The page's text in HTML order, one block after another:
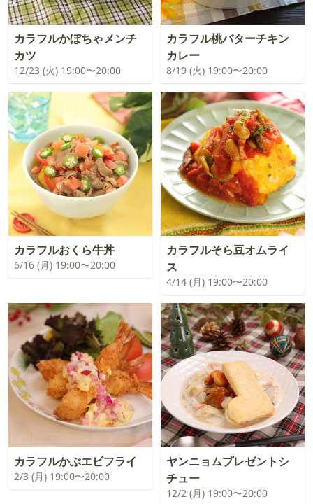
カラフルかぼちゃメンチ
カツ
12/23 (火) 19:00〜20:00
カラフル桃バターチキン
カレー
8/19 (火) 19:00〜20:00
カラフルおくら牛丼
6/16 (月) 19:00〜20:00
カラフルそら豆オムライ
ス
4/14 (月) 19:00〜20:00
カラフルかぶエビフライ
2/3 (月) 19:00〜20:00
ヤンニョムプレゼントシ
チュー
12/2 (月) 19:00〜20:00